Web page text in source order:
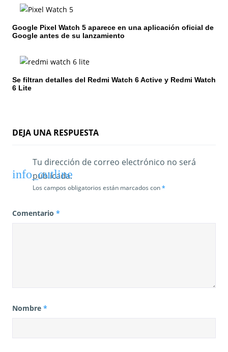
r
a
d
Google Pixel Watch 5 aparece en una aplicación oficial de
Google antes de su lanzamiento
Se filtran detalles del Redmi Watch 6 Active y Redmi Watch
6 Lite
DEJA UNA RESPUESTA
Tu dirección de correo electrónico no será
publicada.
Los campos obligatorios están marcados con*
Comentario *
Nombre *